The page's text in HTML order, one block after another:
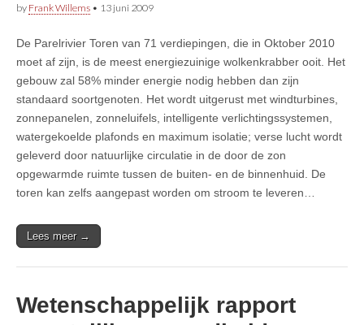
by Frank Willems • 13 juni 2009
De Parelrivier Toren van 71 verdiepingen, die in Oktober 2010
moet af zijn, is de meest energiezuinige wolkenkrabber ooit. Het
gebouw zal 58% minder energie nodig hebben dan zijn
standaard soortgenoten. Het wordt uitgerust met windturbines,
zonnepanelen, zonneluifels, intelligente verlichtingssystemen,
watergekoelde plafonds en maximum isolatie; verse lucht wordt
geleverd door natuurlijke circulatie in de door de zon
opgewarmde ruimte tussen de buiten- en de binnenhuid. De
toren kan zelfs aangepast worden om stroom te leveren…
Lees meer →
Wetenschappelijk rapport